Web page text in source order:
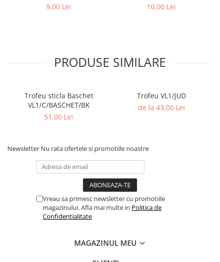
9,00 Lei
10,00 Lei
PRODUSE SIMILARE
Trofeu sticla Baschet
VL1/C/BASCHET/BK
51,00 Lei
Trofeu VL1/JUD
de la 43,00 Lei
Newsletter Nu rata ofertele si promotiile noastre
Vreau sa primesc newsletter cu promotiile
magazinului. Afla mai multe in Politica de
Confidentialitate
MAGAZINUL MEU